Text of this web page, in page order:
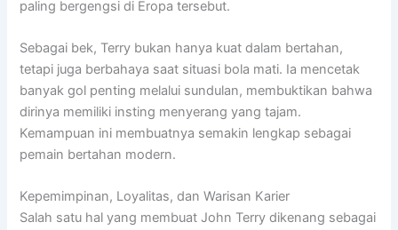
paling bergengsi di Eropa tersebut.
Sebagai bek, Terry bukan hanya kuat dalam bertahan,
tetapi juga berbahaya saat situasi bola mati. Ia mencetak
banyak gol penting melalui sundulan, membuktikan bahwa
dirinya memiliki insting menyerang yang tajam.
Kemampuan ini membuatnya semakin lengkap sebagai
pemain bertahan modern.
Kepemimpinan, Loyalitas, dan Warisan Karier
Salah satu hal yang membuat John Terry dikenang sebagai